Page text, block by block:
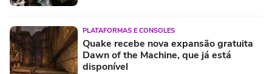
PLATAFORMAS E CONSOLES
Quake recebe nova expansão gratuita
Dawn of the Machine, que já está
disponível